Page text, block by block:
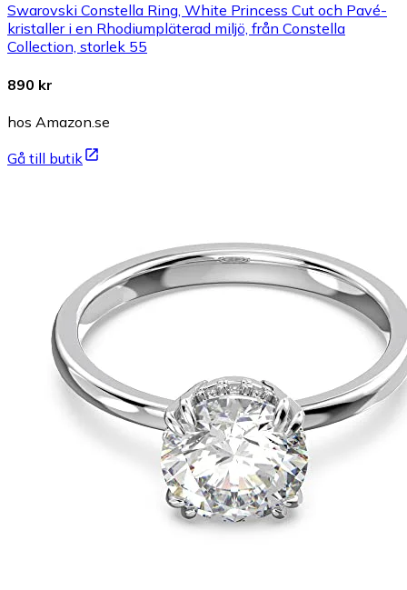
Swarovski Constella Ring, White Princess Cut och Pavé-
kristaller i en Rhodiumpläterad miljö, från Constella
Collection, storlek 55
890 kr
hos Amazon.se
Gå till butik